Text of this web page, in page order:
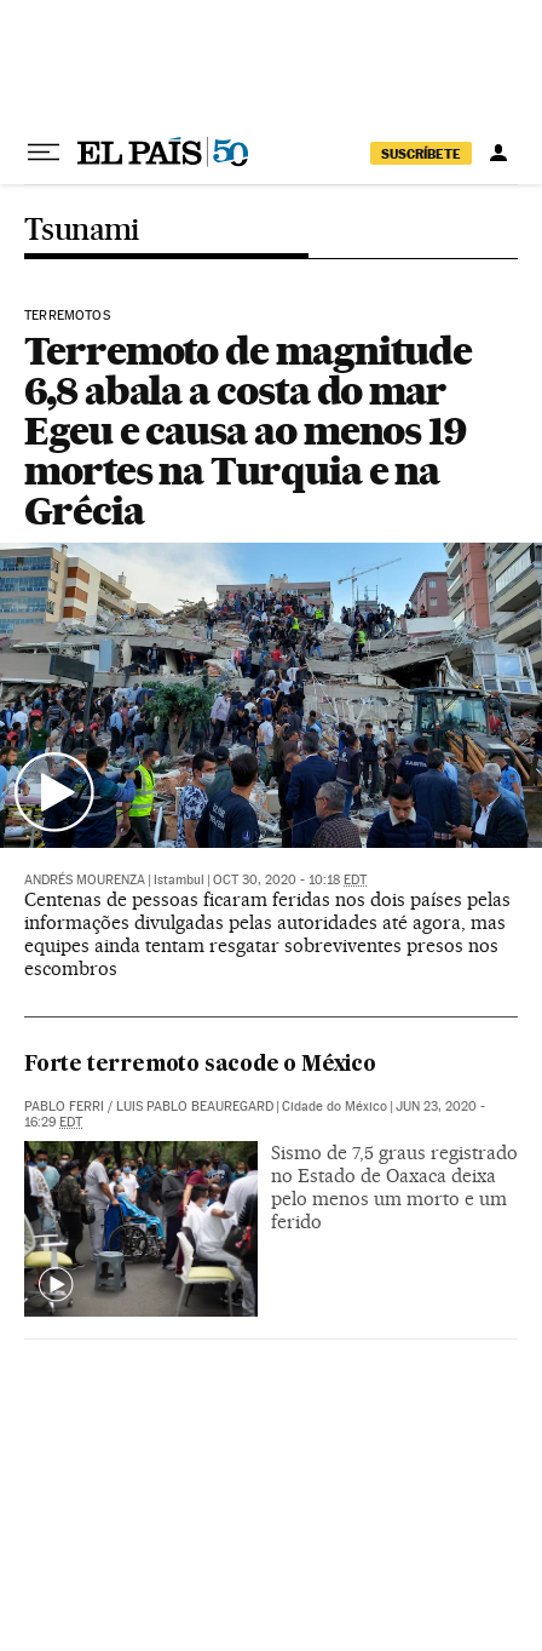
SUSCRÍBETE
Tsunami
TERREMOTOS
Terremoto de magnitude
6,8 abala a costa do mar
Egeu e causa ao menos 19
mortes na Turquia e na
Grécia
ANDRÉS MOURENZA Istambul OCT 30, 2020 - 10:18 EDT
Centenas de pessoas ficaram feridas nos dois países pelas
informações divulgadas pelas autoridades até agora, mas
equipes ainda tentam resgatar sobreviventes presos nos
escombros
Forte terremoto sacode o México
PABLO FERRI / LUIS PABLO BEAUREGARD Cidade do México JUN 23, 2020 -
16:29 EDT
Sismo de 7,5 graus registrado
no Estado de Oaxaca deixa
pelo menos um morto e um
ferido